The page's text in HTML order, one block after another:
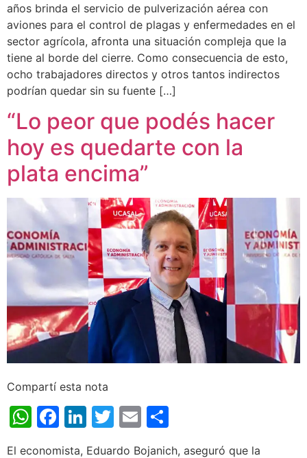
años brinda el servicio de pulverización aérea con
aviones para el control de plagas y enfermedades en el
sector agrícola, afronta una situación compleja que la
tiene al borde del cierre. Como consecuencia de esto,
ocho trabajadores directos y otros tantos indirectos
podrían quedar sin su fuente […]
“Lo peor que podés hacer
hoy es quedarte con la
plata encima”
Compartí esta nota
WhatsApp
Facebook
LinkedIn
Twitter
Email
El economista, Eduardo Bojanich, aseguró que la